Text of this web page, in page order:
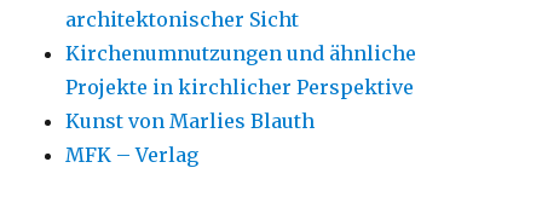
architektonischer Sicht
Kirchenumnutzungen und ähnliche
Projekte in kirchlicher Perspektive
Kunst von Marlies Blauth
MFK – Verlag